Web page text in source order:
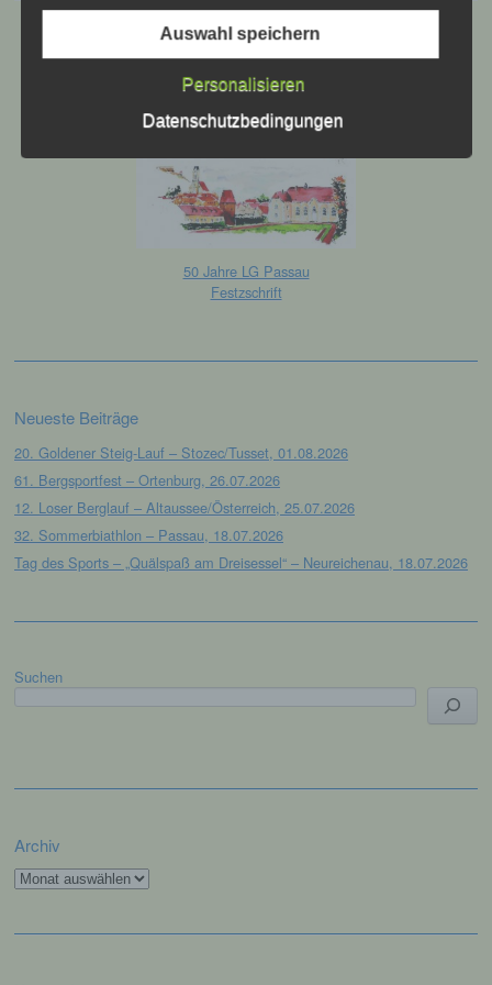
50 Jahre LG Passau
Festzschrift
Neueste Beiträge
20. Goldener Steig-Lauf – Stozec/Tusset, 01.08.2026
61. Bergsportfest – Ortenburg, 26.07.2026
12. Loser Berglauf – Altaussee/Österreich, 25.07.2026
32. Sommerbiathlon – Passau, 18.07.2026
Tag des Sports – „Quälspaß am Dreisessel“ – Neureichenau, 18.07.2026
Suchen
Archiv
Archiv
f) Pseudonymisierung
Pseudonymisierung ist die Verarbeitung
auf welche die personenbezogenen Daten
Informationen nicht mehr einer spezifischen
betroffenen Person zugeordnet werden
können, sofern diese zusätzlichen
Informationen gesondert aufbewahrt werden
und technischen und organisatorischen
Maßnahmen unterliegen, die gewährleisten,
dass die personenbezogenen Daten nicht
einer identifizierten oder identifizierbaren
Verarbeitung Verantwortlicher
Verantwortlicher oder für die Verarbeitung
Verantwortlicher ist die natürliche oder
juristische Person, Behörde, Einrichtung
oder andere Stelle, die allein oder
gemeinsam mit anderen über die Zwecke
und Mittel der Verarbeitung von
Verarbeitung durch das Unionsrecht oder
juristische Person, Behörde, Einrichtung
verarbeitet.
Auswahl speichern
Personalisieren
Datenschutzbedingungen